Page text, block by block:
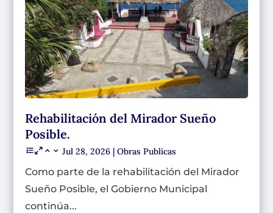
Rehabilitación del Mirador Sueño
Posible.
Jul 28, 2026 |Obras Publicas
Como parte de la rehabilitación del Mirador
Sueño Posible, el Gobierno Municipal
continúa...